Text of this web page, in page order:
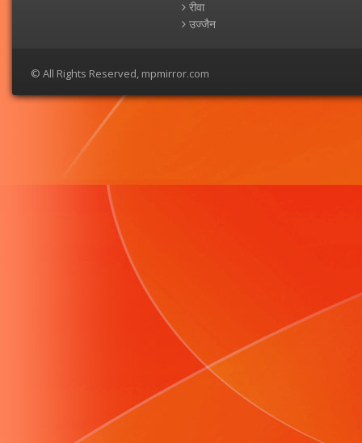
रीवा
उज्जैन
© All Rights Reserved, mpmirror.com